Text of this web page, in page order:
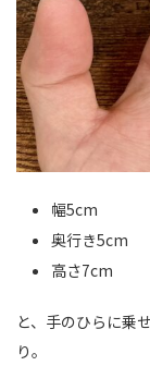
幅5cm
奥行き5cm
高さ7cm
と、手のひらに乗
り。